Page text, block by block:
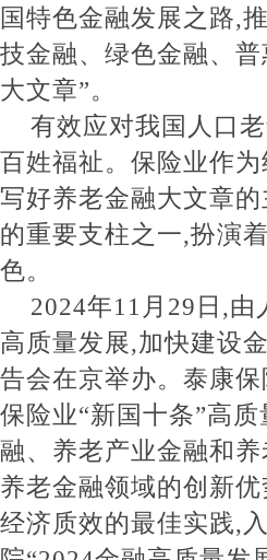
国特色金融发展之路,
技金融、绿色金融、
大文章”。
有效应对我国人口
百姓福祉。保险业作
写好养老金融大文章
的重要支柱之一,扮演
色。
2024年11月29日,
高质量发展,加快建设
告会在京举办。泰康
保险业“新国十条”高
融、养老产业金融和
养老金融领域的创新
经济质效的最佳实践,